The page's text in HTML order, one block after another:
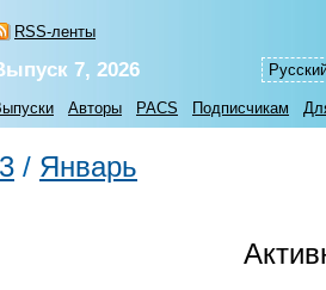
RSS-ленты
7, 2026
Авторы PACS Подписчикам
/ Январь